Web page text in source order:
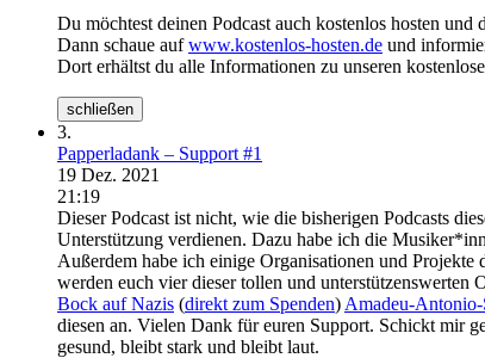
Du möchtest deinen Podcast auch kostenlos hosten und
Dann schaue aufwww.kostenlos-hosten.de und
Dort erhältst du alle Informationen zu unseren
schließen
3.
Papperladank – Support #1
19 Dez. 2021
21:19
Dieser Podcast ist nicht, wie die bisherigen Podcasts
Unterstützung verdienen. Dazu habe ich die
Außerdem habe ich einige Organisationen und Projekte
werden euch vier dieser tollen und unterstützenswerten
Bock auf Nazis (direkt zum Spenden) Amadeu-
diesen an. Vielen Dank für euren Support. Schickt mir
gesund, bleibt stark und bleibt laut.